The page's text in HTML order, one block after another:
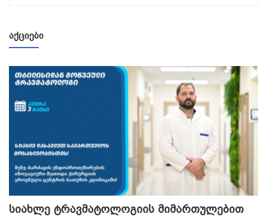
ᲐᲥᲪᲘᲔᲑᲘ
სიახლე ტრავმატოლოგიის მიმართულებით